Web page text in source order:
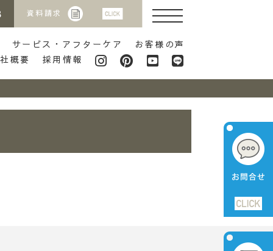
資料請求
サービス・アフターケア
お客様の声
概要
採用情報